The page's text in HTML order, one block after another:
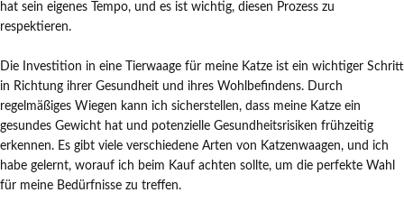
hat sein eigenes Tempo, und es ist wichtig, diesen Prozess zu
respektieren.
Die Investition in eine Tierwaage für meine Katze ist ein wichtiger Schritt
in Richtung ihrer Gesundheit und ihres Wohlbefindens. Durch
regelmäßiges Wiegen kann ich sicherstellen, dass meine Katze ein
gesundes Gewicht hat und potenzielle Gesundheitsrisiken frühzeitig
erkennen. Es gibt viele verschiedene Arten von Katzenwaagen, und ich
habe gelernt, worauf ich beim Kauf achten sollte, um die perfekte Wahl
für meine Bedürfnisse zu treffen.